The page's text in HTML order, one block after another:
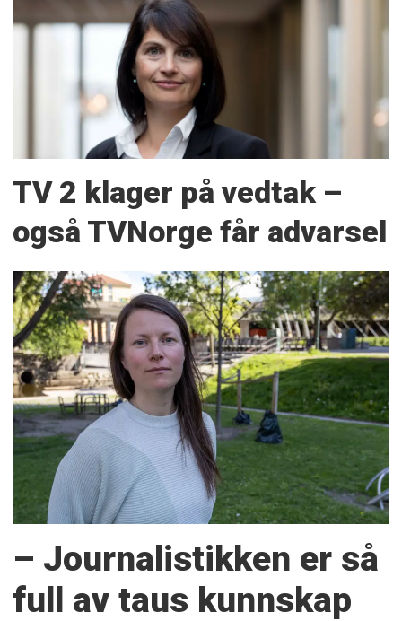
TV 2 klager på vedtak –
også TVNorge får advarsel
– Journalistikken er så
full av taus kunnskap